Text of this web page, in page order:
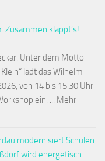
klappt’s!
Unter dem Motto
lädt das Wilhelm-
von 14 bis 15.30 Uhr
ein. ... Mehr
modernisiert Schulen
wird energetisch